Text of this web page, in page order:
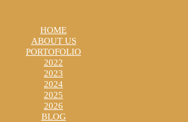
HOME
ABOUT US
PORTOFOLIO
2022
2023
2024
2025
2026
BLOG